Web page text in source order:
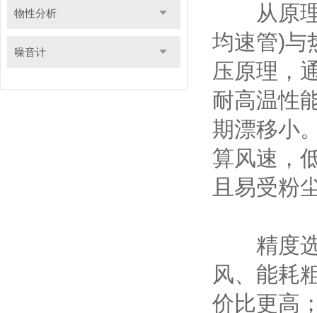
物性分析
噪音计
从原理
均速管)与
压原理，
耐高温性
期漂移小
算风速，
且易受粉
精度选
风、能耗
价比更高